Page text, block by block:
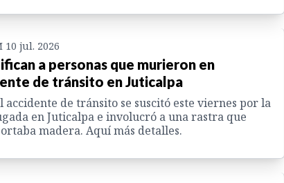
10 jul. 2026
a personas que murieron en
de tránsito en Juticalpa
accidente de tránsito se suscitó este viernes por la
en Juticalpa e involucró a una rastra que
madera. Aquí más detalles.